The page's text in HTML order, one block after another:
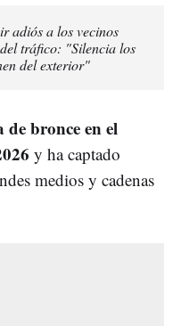
adiós a los vecinos
tráfico: "Silencia los
del exterior"
de bronce en el
y ha captado
medios y cadenas